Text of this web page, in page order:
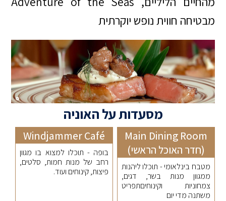
מבטיחה חווית נופש יוקרתית
מסעדות על האוניה
Main Dining Room
(חדר האוכל הראשי)
מטבח בינלאומי - תוכלו ליהנות
ממגוון מנות בשר, דגים,
צמחוניות וקינוחיםתפריט
משתנה מדי יום
Windjammer Café
בופה - תוכלו למצוא בו מגוון
רחב של מנות חמות, סלטים,
פיצות, קינוחים ועוד.